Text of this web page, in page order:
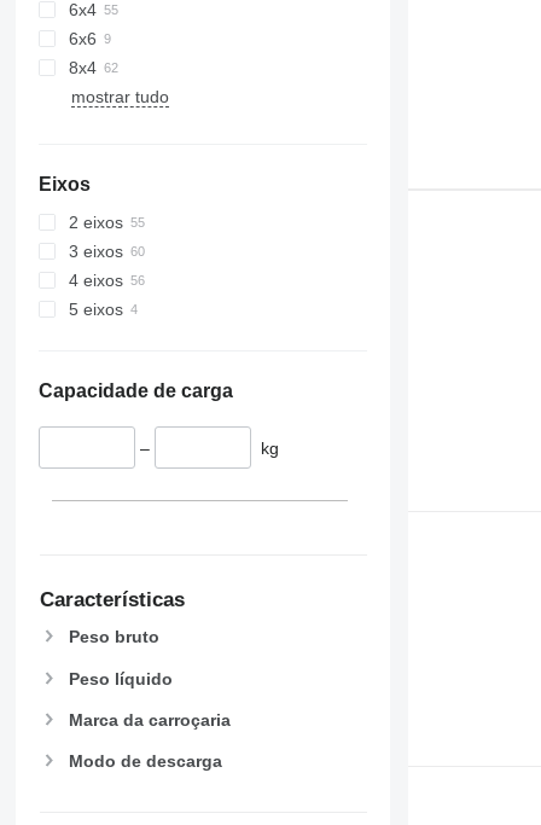
6x4
6x6
8x4
mostrar tudo
Eixos
2 eixos
3 eixos
4 eixos
5 eixos
Capacidade de carga
– kg
Características
Peso bruto
Peso líquido
Marca da carroçaria
Modo de descarga